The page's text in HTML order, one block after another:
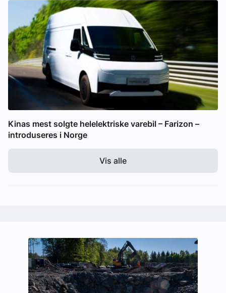
Kinas mest solgte helelektriske varebil – Farizon –
introduseres i Norge
Vis alle